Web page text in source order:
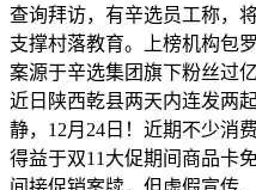
查询拜访，有辛选员工称，
支撑村落教育。上榜机构包
案源于辛选集团旗下粉丝过
近日陕西乾县两天内连发两
静，12月24日！近期不少消
得益于双11大促期间商品卡